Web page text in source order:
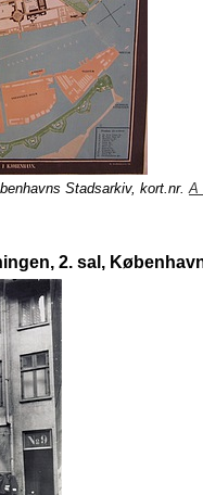
Stadsarkiv, kort.nr. A
2. sal,